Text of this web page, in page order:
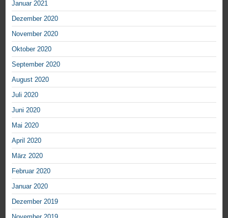
Januar 2021
Dezember 2020
November 2020
Oktober 2020
September 2020
August 2020
Juli 2020
Juni 2020
Mai 2020
April 2020
März 2020
Februar 2020
Januar 2020
Dezember 2019